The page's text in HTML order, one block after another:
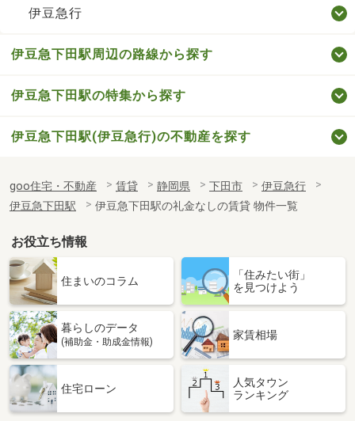
伊豆急行
伊豆急下田駅周辺の路線から探す
伊豆急下田駅の特集から探す
伊豆急下田駅(伊豆急行)の不動産を探す
goo住宅・不動産 賃貸 静岡県 下田市
伊豆急行
伊豆急下田駅
伊豆急下田駅の礼金なしの賃貸 物件一覧
お役立ち情報
住まいのコラム
「住みたい街」
を見つけよう
暮らしのデータ
(補助金・助成金情報)
家賃相場
住宅ローン
人気タウン
ランキング